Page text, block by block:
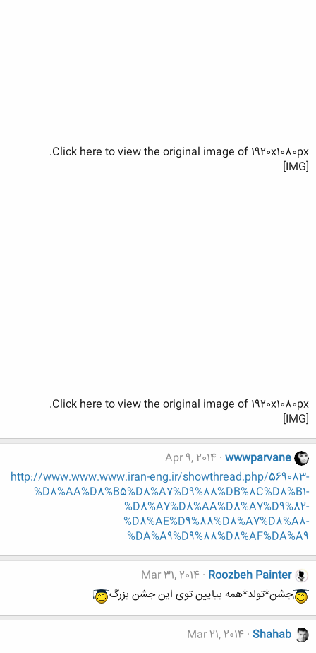
Click here to view the original image of 1920x1080px.
[IMG]
Click here to view the original image of 1920x1080px.
[IMG]
wwwparvane
Apr 9, 2014
http://www.www.www.iran-eng.ir/showthread.php/569083-
%D8%AA%D8%B5%D8%A7%D9%88%DB%8C%D8%B1-
%D8%A7%D8%AA%D8%A7%D9%82-
%D8%AE%D9%88%D8%A7%D8%A8-
%DA%A9%D9%88%D8%AF%DA%A9
Roozbeh Painter
Mar 31, 2014
جشن*تولد*همه بیایین توی این جشن بزرگ
Shahab
Mar 21, 2014